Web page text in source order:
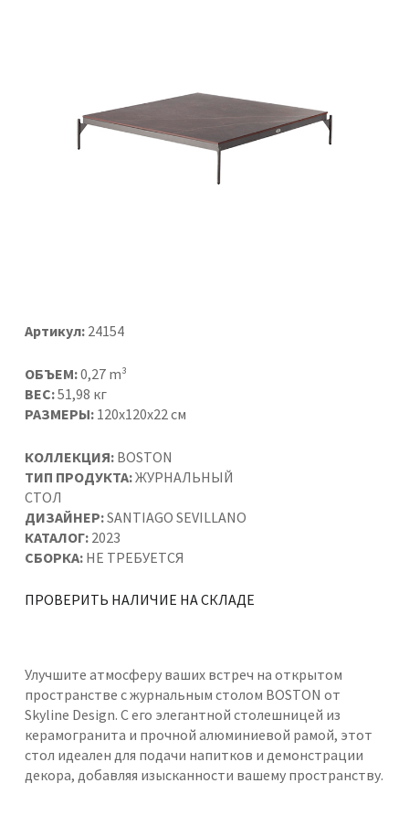
Артикул:24154
ОБЪЕМ:0,27 m³
ВЕС:51,98 кг
РАЗМЕРЫ: 120x120x22 см
КОЛЛЕКЦИЯ: BOSTON
ТИП ПРОДУКТА:ЖУРНАЛЬНЫЙ
СТОЛ
ДИЗАЙНЕР:SANTIAGO SEVILLANO
КАТАЛОГ: 2023
СБОРКА: НЕ ТРЕБУЕТСЯ
ПРОВЕРИТЬ НАЛИЧИЕ НА СКЛАДЕ
Улучшите атмосферу ваших встреч на открытом
пространстве с журнальным столом BOSTON от
Skyline Design. С его элегантной столешницей из
керамогранита и прочной алюминиевой рамой, этот
стол идеален для подачи напитков и демонстрации
декора, добавляя изысканности вашему пространству.